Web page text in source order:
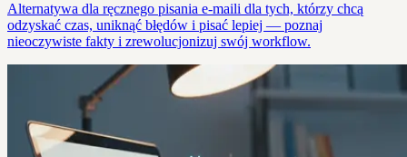
Alternatywa dla ręcznego pisania e-maili dla tych, którzy chcą
odzyskać czas, uniknąć błędów i pisać lepiej — poznaj
nieoczywiste fakty i zrewolucjonizuj swój workflow.